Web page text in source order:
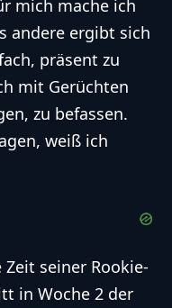
mich mache ich
andere ergibt sich
präsent zu
mit Gerüchten
zu befassen.
weiß ich
seiner Rookie-
in Woche 2 der